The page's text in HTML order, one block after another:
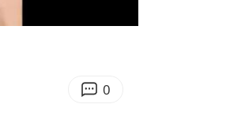
0